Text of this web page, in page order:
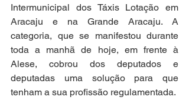
Intermunicipal dos Táxis Lotação em
Aracaju e na Grande Aracaju. A
categoria, que se manifestou durante
toda a manhã de hoje, em frente à
Alese, cobrou dos deputados e
deputadas uma solução para que
tenham a sua profissão regulamentada.